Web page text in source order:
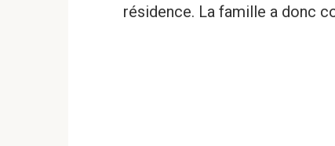
résidence. La famille a donc